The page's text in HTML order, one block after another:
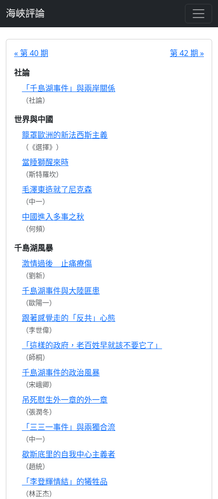
海峽評論
« 第 40 期
第 42 期 »
社論
「千島湖事件」與兩岸關係
（社論）
世界與中國
籠罩歐洲的新法西斯主義
（《選擇》）
當睡獅醒來時
（斯特羅坎）
毛澤東造就了尼克森
（中一）
中國進入多事之秋
（何頻）
千島湖風暴
激情過後 止痛療傷
（劉新）
千島湖事件與大陸匪患
（歐陽一）
跟著感覺走的「反共」心態
（李世偉）
「這樣的政府，老百姓早就該不要它了」
（師桐）
千島湖事件的政治風暴
（宋峨卿）
吊死慰生外一章的外一章
（張潤冬）
「三三一事件」與兩獨合流
（中一）
歇斯底里的自我中心主義者
（趙統）
「李登輝情結」的犧牲品
（林正杰）